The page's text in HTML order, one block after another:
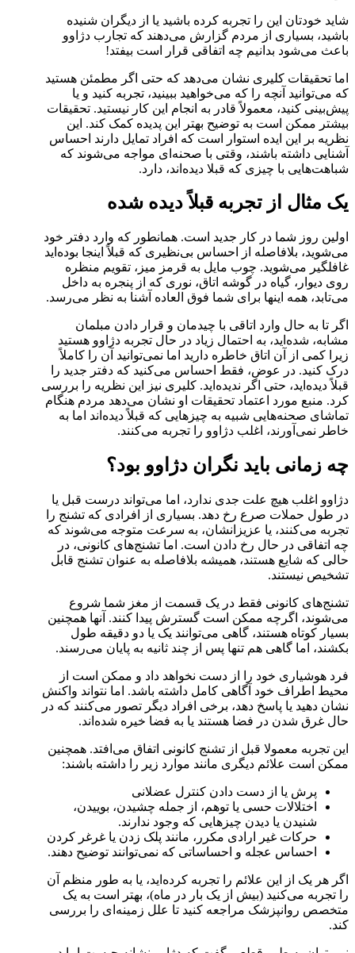
شاید خودتان این را تجربه کرده باشید یا از دیگران شنیده
باشید، بسیاری از مردم گزارش می‌دهند که تجارب دژاوو
باعث می‌شود بدانیم چه اتفاقی قرار است بیفتد!
اما تحقیقات کلیری نشان می‌دهد که حتی اگر مطمئن هستید
که می‌توانید آنچه را که می‌خواهید ببینید، تجربه کنید و یا
پیش‌بینی کنید، معمولاً قادر به انجام این کار نیستید. تحقیقات
بیشتر ممکن است به توضیح بهتر این پدیده کمک کند. این
نظریه بر این ایده استوار است که افراد تمایل دارند احساس
آشنایی داشته باشند، وقتی با صحنه‌ای مواجه می‌شوند که
شباهت‌هایی با چیزی که قبلا دیده‌اند، دارد.
یک مثال از تجربه قبلاً دیده شده
اولین روز شما در کار جدید است. همانطور که وارد دفتر خود
می‌شوید، بلافاصله از احساس بی‌نظیری که قبلاً اینجا بوده‌اید
غافلگیر می‌شوید. چوب مایل به قرمز میز، تقویم منظره
روی دیوار، گیاه در گوشه اتاق، نوری که از پنجره به داخل
می‌تابد، همه اینها برای شما فوق العاده آشنا به نظر می‌رسد.
اگر تا به حال وارد اتاقی با چیدمان و قرار دادن مبلمان
مشابه، شده‌اید، به احتمال زیاد در حال تجربه دژاوو هستید
زیرا کمی از آن اتاق خاطره دارید اما نمی‌توانید آن را کاملاً
درک کنید. در عوض، فقط احساس می‌کنید که دفتر جدید را
قبلاً دیده‌اید، حتی اگر ندیده‌اید. کلیری نیز این نظریه را بررسی
کرد. منبع مورد اعتماد تحقیقات او نشان می‌دهد مردم هنگام
تماشای صحنه‌هایی شبیه به چیزهایی که قبلاً دیده‌اند اما به
خاطر نمی‌آورند، اغلب دژاوو را تجربه می‌کنند.
چه زمانی باید نگران دژاوو بود؟
دژاوو اغلب هیچ علت جدی ندارد، اما می‌تواند درست قبل یا
در طول حملات صرع رخ دهد. بسیاری از افرادی که تشنج را
تجربه می‌کنند، یا عزیزانشان، به سرعت متوجه می‌شوند که
چه اتفاقی در حال رخ دادن است. اما تشنج‌های کانونی، در
حالی که شایع هستند، همیشه بلافاصله به عنوان تشنج قابل
تشخیص نیستند.
تشنج‌های کانونی فقط در یک قسمت از مغز شما شروع
می‌شوند، اگرچه ممکن است گسترش پیدا کنند. آنها همچنین
بسیار کوتاه هستند، گاهی می‌توانند یک یا دو دقیقه طول
بکشند، اما گاهی هم تنها پس از چند ثانیه به پایان می‌رسند.
فرد هوشیاری خود را از دست نخواهد داد و ممکن است از
محیط اطراف خود آگاهی کامل داشته باشد. اما نتواند واکنش
نشان دهید یا پاسخ دهد، برخی افراد دیگر تصور می‌کنند که در
حال غرق شدن در فضا هستند یا به فضا خیره شده‌اند.
این تجربه معمولا قبل از تشنج کانونی اتفاق می‌افتد. همچنین
ممکن است علائم دیگری مانند موارد زیر را داشته باشند:
پرش یا از دست دادن کنترل عضلانی
اختلالات حسی یا توهم، از جمله چشیدن، بوییدن،
شنیدن یا دیدن چیزهایی که وجود ندارند.
حرکات غیر ارادی مکرر، مانند پلک زدن یا غرغر کردن
احساس عجله و احساساتی که نمی‌توانند توضیح دهند.
اگر هر یک از این علائم را تجربه کرده‌اید، یا به طور منظم آن
را تجربه می‌کنید (بیش از یک بار در ماه)، بهتر است به یک
متخصص روانپزشک مراجعه کنید تا علل زمینه‌ای را بررسی
کند.